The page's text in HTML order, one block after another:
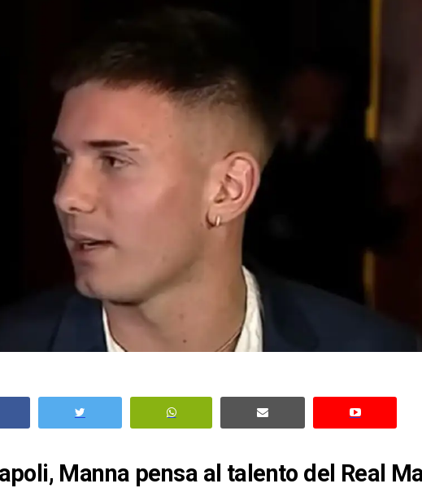
Manna pensa al talento del Real